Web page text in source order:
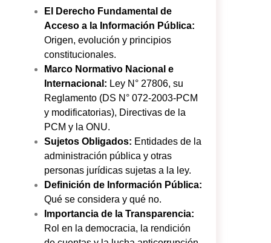
El Derecho Fundamental de
Acceso a la Información Pública:
Origen, evolución y principios
constitucionales.
Marco Normativo Nacional e
Internacional: Ley N° 27806, su
Reglamento (DS N° 072-2003-PCM
y modificatorias), Directivas de la
PCM y la ONU.
Sujetos Obligados: Entidades de la
administración pública y otras
personas jurídicas sujetas a la ley.
Definición de Información Pública:
Qué se considera y qué no.
Importancia de la Transparencia:
Rol en la democracia, la rendición